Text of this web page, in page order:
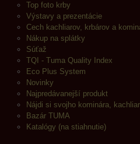
Top foto krby
Výstavy a prezentácie
Cech kachliarov, krbárov a
Nákup na splátky
Súťaž
TQI - Tuma Quality Index
Eco Plus System
Novinky
Najpredávanejší produkt
Nájdi si svojho kominára,
Bazár TUMA
Katalógy (na stiahnutie)